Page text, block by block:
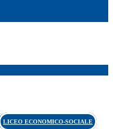
LICEO ECONOMICO-SOCIALE